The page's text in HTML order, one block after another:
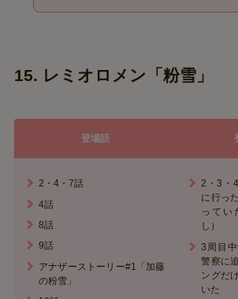
15. レミオロメン「粉雪」
登場話
2・4・7話
4話
8話
9話
アナザーストーリー#1「加藤
の粉雪」
2・3・
に行っ
ってい
し）
3周目
警察に
ングだ
いた